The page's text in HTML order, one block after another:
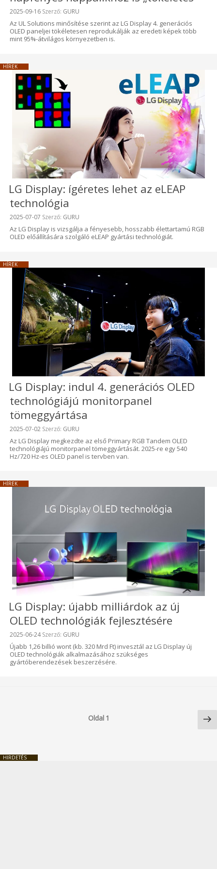
Beküldve:
2025-09-16 Szerző: GURU
Az UL Solutions minősítése szerint az LG Display 4. generációs
OLED paneljei tökéletesen reprodukálják az eredeti képek több
mint 95%-átvilágos környezetben is.
HÍREK
LG Display: ígéretes lehet az eLEAP
technológia
Beküldve:
2025-07-07 Szerző: GURU
Az LG Display is vizsgálja a fényesebb, hosszabb élettartamú RGB
OLED előállítására szolgáló eLEAP gyártási technológiát.
HÍREK
LG Display: indul 4. generációs OLED
technológiájú monitorpanel
tömeggyártása
Beküldve:
2025-07-02 Szerző: GURU
Az LG Display megkezdte az első Primary RGB Tandem OLED
technológiájú monitorpanel tömeggyártását. 2025-re egy 540
Hz/720 Hz-es OLED panel is tervben van.
HÍREK
LG Display: újabb milliárdok az új
OLED technológiák fejlesztésére
Beküldve:
2025-06-24Szerző: GURU
Újabb 1,26 billió wont (kb. 320 Mrd Ft) invesztál az LG Display új
OLED technológiák alkalmazásához szükséges
gyártóberendezések beszerzésére.
Oldal 1
HIRDETÉS